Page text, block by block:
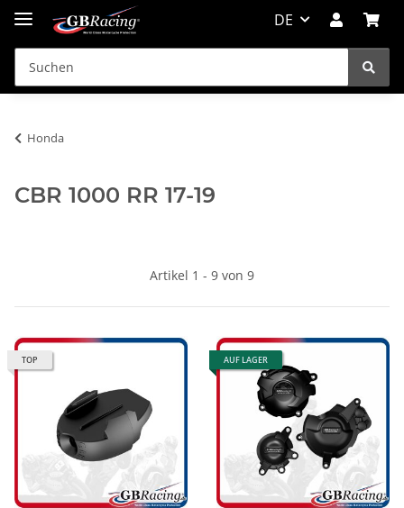
DE
Honda
CBR 1000 RR 17-19
Artikel 1 - 9 von 9
TOP AUF LAGER